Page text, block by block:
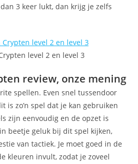
3 keer lukt, dan krijg je zelfs
level 2 en level 3
review, onze mening
spellen. Even snel tussendoor
is zo’n spel dat je kan gebruiken
zijn eenvoudig en de opzet is
beetje geluk bij dit spel kijken,
van tactiek. Je moet goed in de
kleuren invult, zodat je zoveel